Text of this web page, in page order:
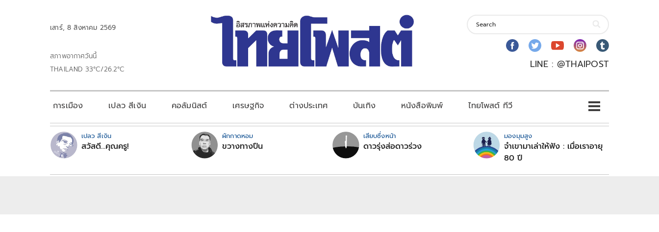
เสาร์, 8 สิงหาคม 2569
สภาพอากาศวันนี้
THAILAND 33°C/26.2°C
LINE : @THAIPOST
การเมือง เปลว สีเงิน คอลัมนิสต์ เศรษฐกิจ ต่างประเทศ บันเทิง หนังสือพิมพ์ ไทยโพสต์ ทีวี
เปลว สีเงิน
สวัสดี...คุณครู!
ผักกาดหอม
ขวางทางปืน
เสียบซึ่งหน้า
ดาวรุ่งส่อดาวร่วง
มองมุมสูง
จำเขามาเล่าให้ฟัง : เมื่อเราอายุ
80 ปี